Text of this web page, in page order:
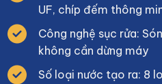
UF, chíp đếm thông
Công nghệ sục rửa:
không cần dừng máy
Số loại nước tạo ra: 8